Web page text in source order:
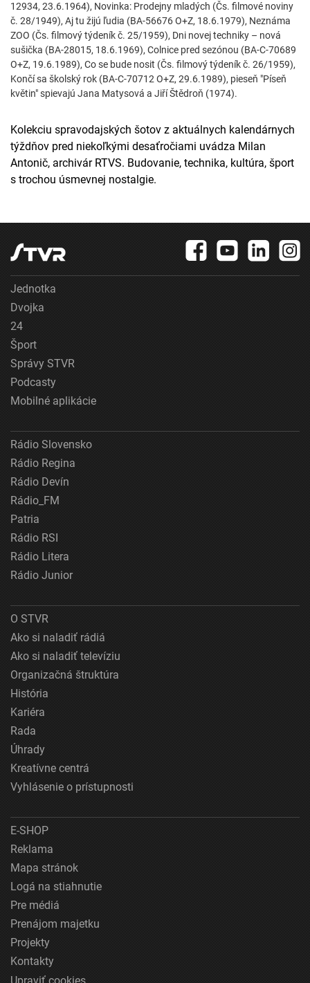
12934, 23.6.1964), Novinka: Prodejny mladých (Čs. filmové noviny
č. 28/1949), Aj tu žijú ľudia (BA-56676 O+Z, 18.6.1979), Neznáma
ZOO (Čs. filmový týdeník č. 25/1959), Dni novej techniky – nová
sušička (BA-28015, 18.6.1969), Colnice pred sezónou (BA-C-70689
O+Z, 19.6.1989), Co se bude nosit (Čs. filmový týdeník č. 26/1959),
Končí sa školský rok (BA-C-70712 O+Z, 29.6.1989), pieseň "Píseň
květin" spievajú Jana Matysová a Jiří Štědroň (1974).
Kolekciu spravodajských šotov z aktuálnych kalendárnych
týždňov pred niekoľkými desaťročiami uvádza Milan
Antonič, archivár RTVS. Budovanie, technika, kultúra, šport
s trochou úsmevnej nostalgie.
Jednotka
Dvojka
24
Šport
Správy STVR
Podcasty
Mobilné aplikácie
Rádio Slovensko
Rádio Regina
Rádio Devín
Rádio_FM
Patria
Rádio RSI
Rádio Litera
Rádio Junior
O STVR
Ako si naladiť rádiá
Ako si naladiť televíziu
Organizačná štruktúra
História
Kariéra
Rada
Úhrady
Kreatívne centrá
Vyhlásenie o prístupnosti
E-SHOP
Reklama
Mapa stránok
Logá na stiahnutie
Pre médiá
Prenájom majetku
Projekty
Kontakty